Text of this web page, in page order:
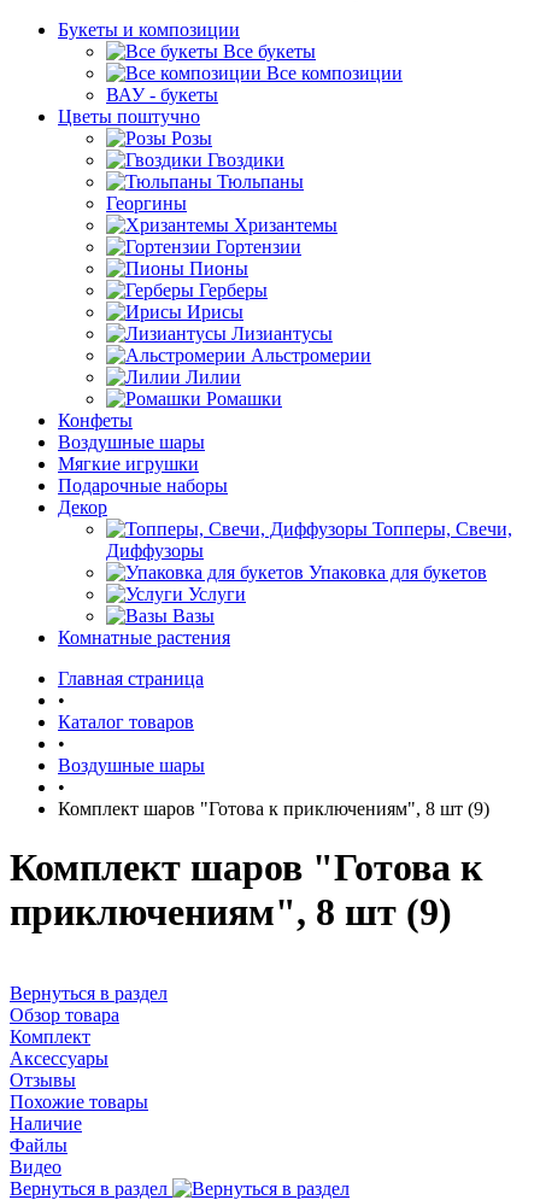
Букеты и композиции
Все букеты
Все композиции
ВАУ - букеты
Цветы поштучно
Розы
Гвоздики
Тюльпаны
Георгины
Хризантемы
Гортензии
Пионы
Герберы
Ирисы
Лизиантусы
Альстромерии
Лилии
Ромашки
Конфеты
Воздушные шары
Мягкие игрушки
Подарочные наборы
Декор
Топперы, Свечи,
Диффузоры
Упаковка для букетов
Услуги
Вазы
Комнатные растения
Главная страница
•
Каталог товаров
•
Воздушные шары
•
Комплект шаров "Готова к приключениям", 8 шт (9)
Комплект шаров "Готова к
приключениям", 8 шт (9)
Вернуться в раздел
Обзор товара
Комплект
Аксессуары
Отзывы
Похожие товары
Наличие
Файлы
Видео
Вернуться в раздел